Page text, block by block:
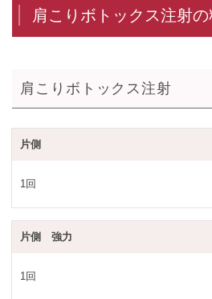
肩こりボトックス注射
肩こりボトックス注射
片側
1回
片側 強力
1回